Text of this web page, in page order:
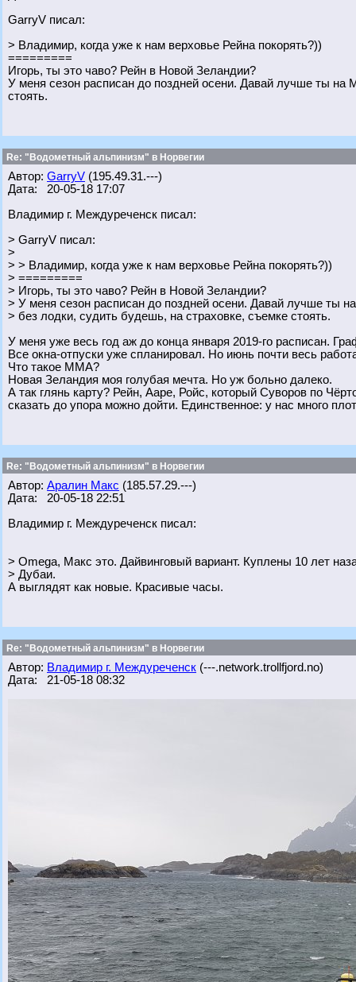
GarryV писал:
> Владимир, когда уже к нам верховье Рейна покорять?))
=========
Игорь, ты это чаво? Рейн в Новой Зеландии?
У меня сезон расписан до поздней осени. Давай лучше ты
стоять.
Re: "Водометный альпинизм" в Норвегии
Автор: GarryV (195.49.31.---)
Дата: 20-05-18 17:07
Владимир г. Междуреченск писал:
> GarryV писал:
>
> > Владимир, когда уже к нам верховье Рейна покорять?))
> =========
> Игорь, ты это чаво? Рейн в Новой Зеландии?
> У меня сезон расписан до поздней осени. Давай лучше ты
> без лодки, судить будешь, на страховке, съемке стоять.
У меня уже весь год аж до конца января 2019-го расписан.
Все окна-отпуски уже спланировал. Но июнь почти весь
Что такое ММА?
Новая Зеландия моя голубая мечта. Но уж больно далеко.
А так глянь карту? Рейн, Ааре, Ройс, который Суворов по
сказать до упора можно дойти. Единственное: у нас много
Re: "Водометный альпинизм" в Норвегии
Автор: Аралин Макс (185.57.29.---)
Дата: 20-05-18 22:51
Владимир г. Междуреченск писал:
> Omega, Макс это. Дайвинговый вариант. Куплены 10 лет
> Дубаи.
А выглядят как новые. Красивые часы.
Re: "Водометный альпинизм" в Норвегии
Автор: Владимир г. Междуреченск (---.network.trollfjord.no)
Дата: 21-05-18 08:32